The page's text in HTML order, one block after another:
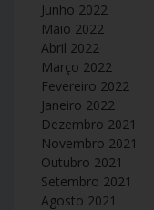
Junho 2022
Maio 2022
Abril 2022
Março 2022
Fevereiro 2022
Janeiro 2022
Dezembro 2021
Novembro 2021
Outubro 2021
Setembro 2021
Agosto 2021